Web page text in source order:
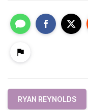
RYAN REYNOLDS